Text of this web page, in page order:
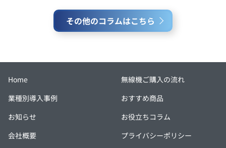
その他のコラムはこちら
Home
無線機ご購入の流れ
業種別導入事例
おすすめ商品
お知らせ
お役立ちコラム
会社概要
プライバシーポリシー